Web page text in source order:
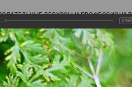
РЕСУРСЫ И